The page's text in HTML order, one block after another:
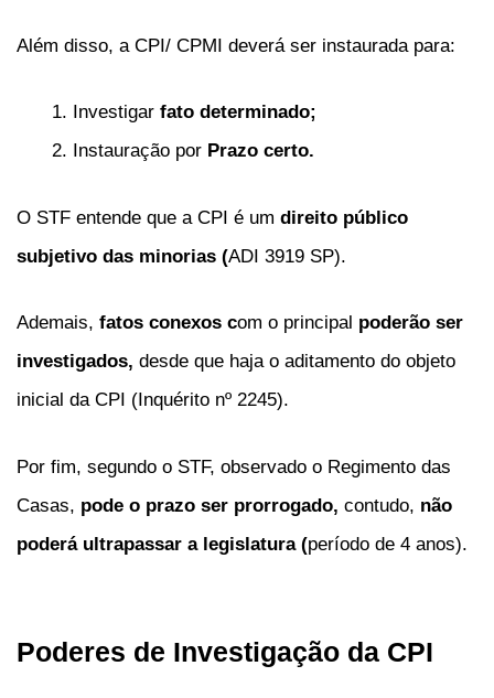
Além disso, a CPI/ CPMI deverá ser instaurada para:
Investigar fato determinado;
Instauração por Prazo certo.
O STF entende que a CPI é um direito público
subjetivo das minorias (ADI 3919 SP).
Ademais, fatos conexos com o principal poderão ser
investigados, desde que haja o aditamento do objeto
inicial da CPI (Inquérito nº 2245).
Por fim, segundo o STF, observado o Regimento das
Casas, pode o prazo ser prorrogado, contudo, não
poderá ultrapassar a legislatura (período de 4 anos).
Poderes de Investigação da CPI